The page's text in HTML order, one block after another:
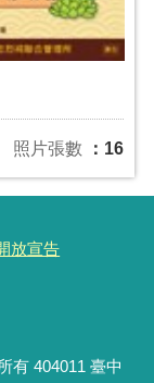
照片張數 ：16
放宣告
有 404011 臺中